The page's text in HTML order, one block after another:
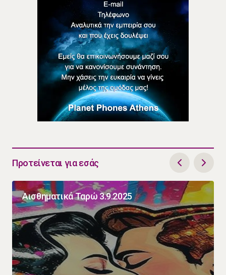
Προτείνεται για εσάς
Αισθηματικά Ταρώ 3.9.2025